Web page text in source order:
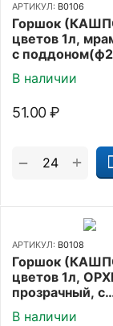
АРТИКУЛ: В0106
Горшок
цветов 1л,
с
В наличии
51.00 ₽
+
−
АРТИКУЛ: В0108
Горшок
цветов 1л,
прозрачный, с
поддоном(Ф24)
В наличии